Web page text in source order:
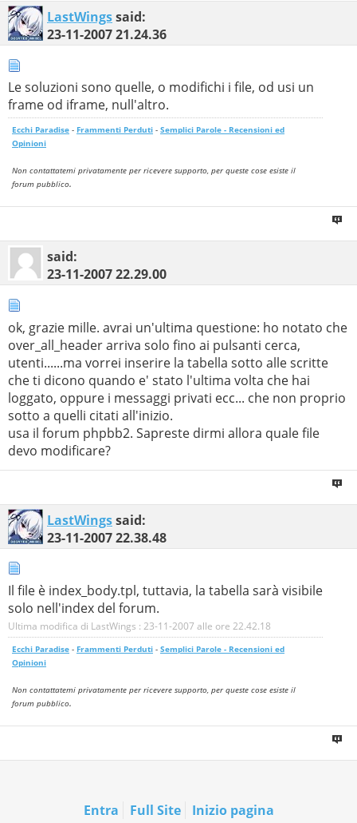
LastWingssaid:
23-11-200721.24.36
Le soluzioni sono quelle, o modifichi i file, od usi un
frame od iframe, null'altro.
Ecchi Paradise - Frammenti Perduti - Semplici Parole - Recensioni ed
Opinioni
Non contattatemi privatamente per ricevere supporto, per queste cose esiste il
forum pubblico.
said:
23-11-200722.29.00
ok, grazie mille. avrai un'ultima questione: ho notato che
over_all_header arriva solo fino ai pulsanti cerca,
utenti......ma vorrei inserire la tabella sotto alle scritte
che ti dicono quando e' stato l'ultima volta che hai
loggato, oppure i messaggi privati ecc... che non proprio
sotto a quelli citati all'inizio.
usa il forum phpbb2. Sapreste dirmi allora quale file
devo modificare?
LastWingssaid:
23-11-200722.38.48
Il file è index_body.tpl, tuttavia, la tabella sarà visibile
solo nell'index del forum.
Ultima modifica di LastWings : 23-11-2007 alle ore 22.42.18
Ecchi Paradise - Frammenti Perduti - Semplici Parole - Recensioni ed
Opinioni
Non contattatemi privatamente per ricevere supporto, per queste cose esiste il
forum pubblico.
Entra Full Site Inizio pagina